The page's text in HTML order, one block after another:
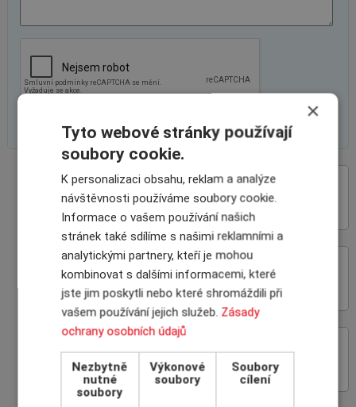
VÝHODY SPOLUPRÁCE
S INSCOM
ON-LINE ROZHRANÍ
PROČ POJIŠŤOVAT
POHLEDÁVKY
×
Tyto webové stránky používají
soubory cookie.
K personalizaci obsahu, reklam a analýze
návštěvnosti používáme soubory cookie.
Informace o vašem používání našich
stránek také sdílíme s našimi reklamními a
analytickými partnery, kteří je mohou
kombinovat s dalšími informacemi, které
jste jim poskytli nebo které shromáždili při
vašem používání jejich služeb. Zásady
ochrany osobních údajů
Nezbytně
nutné
soubory
Výkonové
soubory
Soubory
cílení